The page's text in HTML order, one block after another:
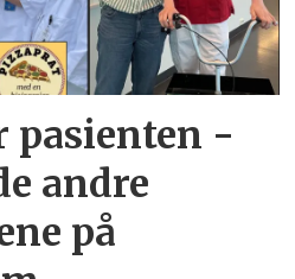
pasienten -
andre
på